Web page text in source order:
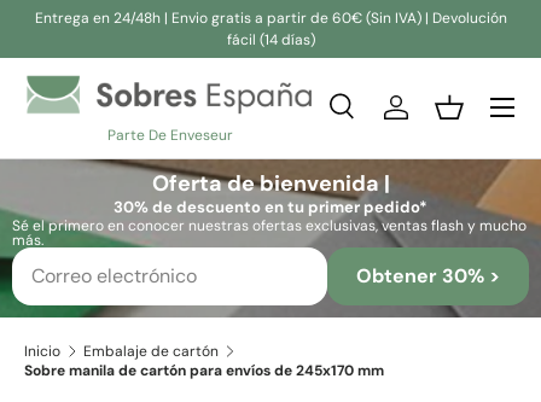
Entrega en 24/48h | Envio gratis a partir de 60€ (Sin IVA) | Devolución
fácil (14 días)
Parte De Enveseur
Buscar
Buscar
BuscarIniciar sesión
Cesta
Oferta de bienvenida |
30% de descuento en tu primer pedido*
Sé el primero en conocer nuestras ofertas exclusivas, ventas flash y mucho
más.
Obtener 30% >
Inicio
Embalaje de cartón
Sobre manila de cartón para envíos de 245x170 mm